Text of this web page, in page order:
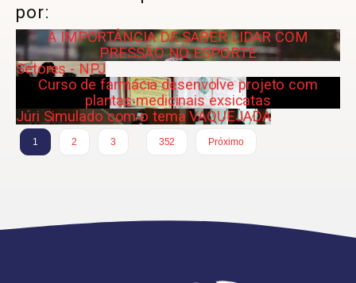
por:
A IMPORTÂNCIA DE SABER LIDAR COM
PRESSÃO NO ESPORTE
Setores - NPJ
Curso de farmácia desenvolve projeto com
plantas medicinais exsicatas
Júri Simulado com o tema VAQUEJADA
1 2 3
352
Próximo